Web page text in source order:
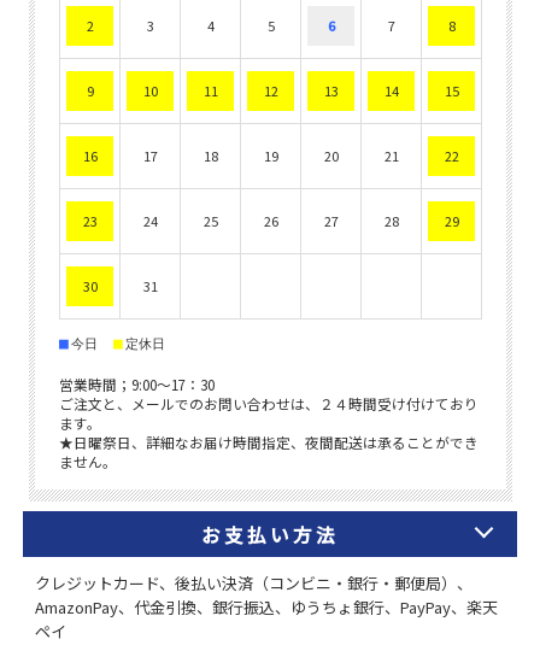
お支払い方法
クレジットカード、後払い決済（コンビニ・銀行・郵便局）、
AmazonPay、代金引換、銀行振込、ゆうちょ銀行、PayPay、楽天
ペイ